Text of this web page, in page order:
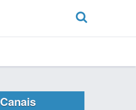
Canais